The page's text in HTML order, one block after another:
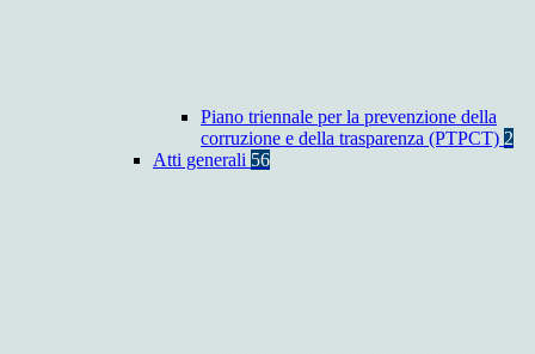
Piano triennale per la prevenzione della
corruzione e della trasparenza (PTPCT) 2
Atti generali 56